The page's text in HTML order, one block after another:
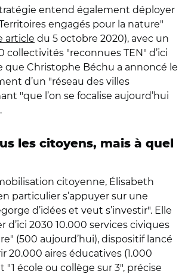
entend également déployer
engagés pour la nature"
article du 5 octobre 2020), avec un
collectivités "reconnues TEN" d’ici
que Christophe Béchu a annoncé le
d’un "réseau des villes
"que l’on se focalise aujourd’hui
les citoyens, mais à quel
citoyenne, Élisabeth
particulier s’appuyer sur une
d’idées et veut s’investir". Elle
d’ici 2030 10.000 services civiques
(500 aujourd’hui), dispositif lancé
20.000 aires éducatives (1.000
"1 école ou collège sur 3", précise